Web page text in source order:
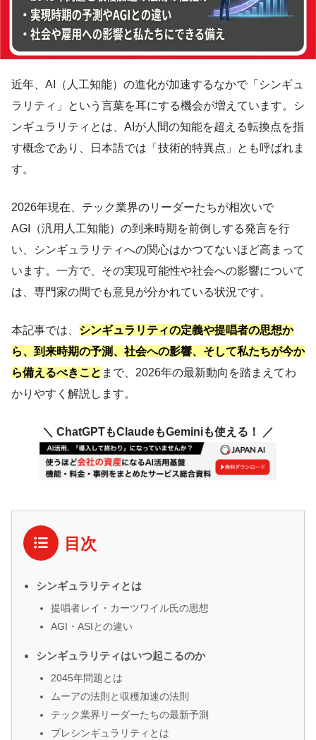
近年、AI（人工知能）の進化が加速するなかで「シンギュ
ラリティ」という言葉を耳にする機会が増えています。シ
ンギュラリティとは、AIが人間の知能を超える転換点を指
す概念であり、日本語では「技術的特異点」とも呼ばれま
す。
2026年現在、テック業界のリーダーたちが相次いで
AGI（汎用人工知能）の到来時期を前倒しする発言を行
い、シンギュラリティへの関心はかつてないほど高まって
います。一方で、その実現可能性や社会への影響について
は、専門家の間でも意見が分かれている状況です。
本記事では、 シンギュラリティの定義や提唱者の思想か
ら、到来時期の予測、社会への影響、そして私たちが今か
ら備えるべきこと まで、2026年の最新動向を踏まえてわ
かりやすく解説します。
＼ ChatGPTもClaudeもGeminiも使える！ ／
目次
シンギュラリティとは
提唱者レイ・カーツワイル氏の思想
AGI・ASIとの違い
シンギュラリティはいつ起こるのか
2045年問題とは
ムーアの法則と収穫加速の法則
テック業界リーダーたちの最新予測
プレシンギュラリティとは